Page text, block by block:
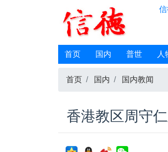
首页 国内 普世 人
首页 国内 国内教闻
香港教区周守